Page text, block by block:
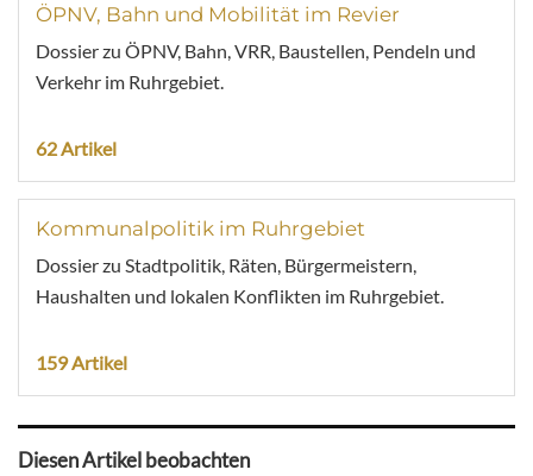
ÖPNV, Bahn und Mobilität im Revier
Dossier zu ÖPNV, Bahn, VRR, Baustellen, Pendeln und
Verkehr im Ruhrgebiet.
62 Artikel
Kommunalpolitik im Ruhrgebiet
Dossier zu Stadtpolitik, Räten, Bürgermeistern,
Haushalten und lokalen Konflikten im Ruhrgebiet.
159 Artikel
Diesen Artikel beobachten